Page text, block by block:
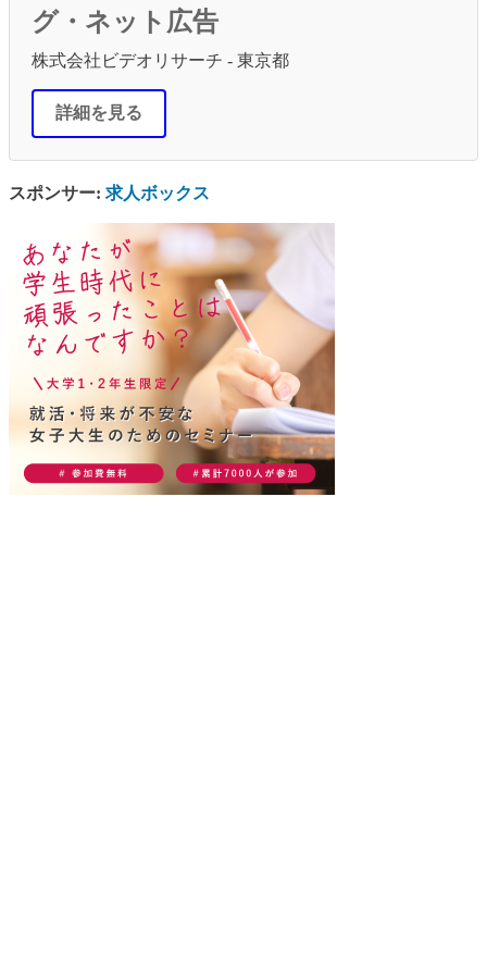
グ・ネット広告
株式会社ビデオリサーチ - 東京都
詳細を見る
スポンサー: 求人ボックス